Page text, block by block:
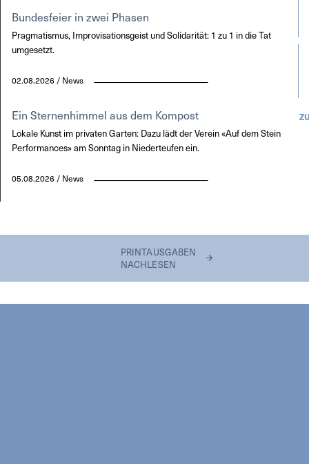
Bundesfeier in zwei Phasen
Pragmatismus, Improvisationsgeist und Solidarität: 1 zu 1 in die Tat
umgesetzt.
02.08.2026 / News
Ein Sternenhimmel aus dem Kompost
Lokale Kunst im privaten Garten: Dazu lädt der Verein «Auf dem Stein
Performances» am Sonntag in Niederteufen ein.
05.08.2026 / News
PRINTAUSGABEN
NACHLESEN